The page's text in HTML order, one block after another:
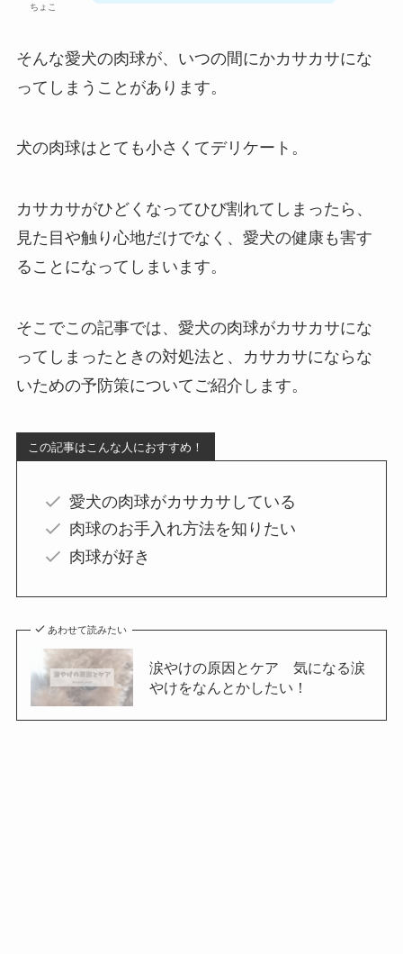
ちょこ
そんな愛犬の肉球が、いつの間にかカサカサにな
ってしまうことがあります。
犬の肉球はとても小さくてデリケート。
カサカサがひどくなってひび割れてしまったら、
見た目や触り心地だけでなく、愛犬の健康も害す
ることになってしまいます。
そこでこの記事では、愛犬の肉球がカサカサにな
ってしまったときの対処法と、カサカサにならな
いための予防策についてご紹介します。
この記事はこんな人におすすめ！
愛犬の肉球がカサカサしている
肉球のお手入れ方法を知りたい
肉球が好き
あわせて読みたい
涙やけの原因とケア 気になる涙
やけをなんとかしたい！